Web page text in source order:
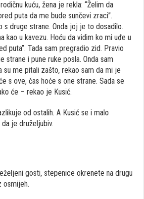
kuću, žena je rekla: “Želim da
puta da me bude sunčevi zraci”.
s druge strane. Onda joj je to dosadilo.
kao u kavezu. Hoću da vidim ko mi uđe u
puta”. Tada sam pregradio zid. Pravio
strane i pune ruke posla. Onda sam
su me pitali zašto, rekao sam da mi je
s ove, čas hoće s one strane. Sada se
će – rekao je Kusić.
od ostalih. A Kusić se i malo
je druželjubiv.
gosti, stepenice okrenete na drugu
osmijeh.